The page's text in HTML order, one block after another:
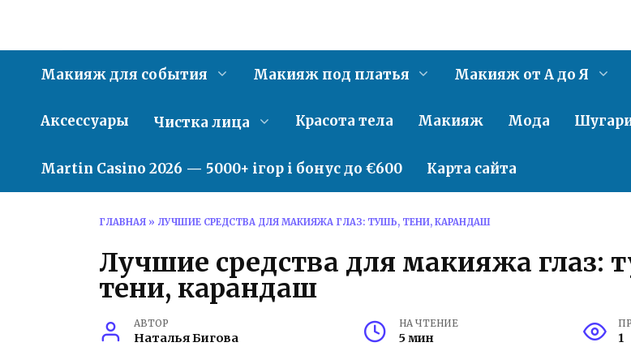
Макияж для события Макияж под платья Макияж от А до Я
Аксессуары Чистка лица Красота тела Макияж Мода
Martin Casino 2026 — 5000+ ігор і бонус до €600 Карта сайта
ГЛАВНАЯ » ЛУЧШИЕ СРЕДСТВА ДЛЯ МАКИЯЖА ГЛАЗ: ТУШЬ, ТЕНИ, КАРАНДАШ
Лучшие средства для макияжа глаз:
тени, карандаш
АВТОР
Наталья Бигова
НА ЧТЕНИЕ
5 мин 1